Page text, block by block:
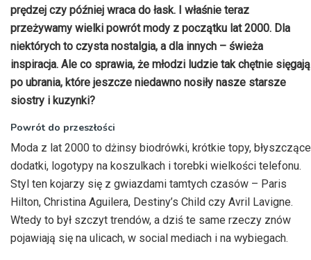
prędzej czy później wraca do łask. I właśnie teraz
przeżywamy wielki powrót mody z początku lat 2000. Dla
niektórych to czysta nostalgia, a dla innych – świeża
inspiracja. Ale co sprawia, że młodzi ludzie tak chętnie sięgają
po ubrania, które jeszcze niedawno nosiły nasze starsze
siostry i kuzynki?
Powrót do przeszłości
Moda z lat 2000 to dżinsy biodrówki, krótkie topy, błyszczące
dodatki, logotypy na koszulkach i torebki wielkości telefonu.
Styl ten kojarzy się z gwiazdami tamtych czasów – Paris
Hilton, Christina Aguilera, Destiny’s Child czy Avril Lavigne.
Wtedy to był szczyt trendów, a dziś te same rzeczy znów
pojawiają się na ulicach, w social mediach i na wybiegach.